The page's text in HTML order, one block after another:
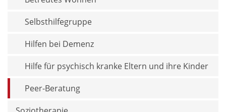
Selbsthilfegruppe
Hilfen bei Demenz
Hilfe für psychisch kranke Eltern und ihre Kinder
Peer-Beratung